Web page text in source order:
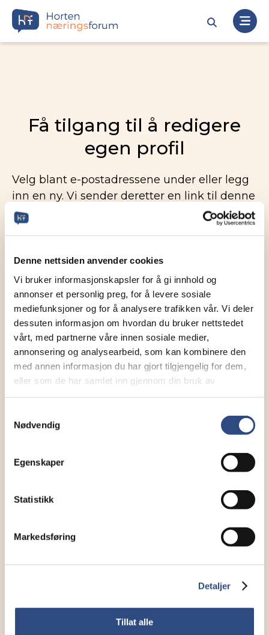
Denne nettsiden anvender cookies
Vi bruker informasjonskapsler for å gi innhold og
annonser et personlig preg, for å levere sosiale
mediefunksjoner og for å analysere trafikken vår. Vi deler
dessuten informasjon om hvordan du bruker nettstedet
vårt, med partnerne våre innen sosiale medier,
annonsering og analysearbeid, som kan kombinere den
med annen informasjon du har gjort tilgjengelig for dem,
eller som de har samlet inn gjennom din bruk av
Nødvendig
Egenskaper
Statistikk
Markedsføring
Detaljer
Tillat alle
Få tilgang til å redigere
egen profil
Velg blant e-postadressene under eller legg
inn en ny. Vi sender deretter en link til denne
e-postadressen slik at dere kan redigere
egen profil.
Send tilgang til
karl.jorgen.tofte@horten.kommune.no
Annen - Skriv inn e-postadresse selv